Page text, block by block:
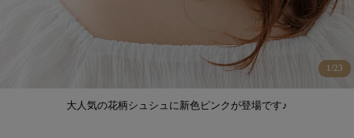
大人気の花柄シュシュに新色ピンクが登場です♪
1 /23